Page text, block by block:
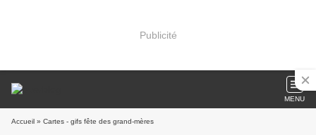
Publicité
MENU
Accueil » Cartes - gifs fête des grand-mères